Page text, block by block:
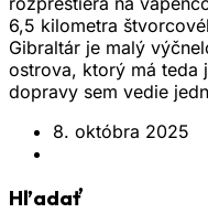
6,5 kilometra
Gibraltár je malý
ostrova, ktorý má teda
dopravy sem vedie
8. októbra 2025
Hľadať